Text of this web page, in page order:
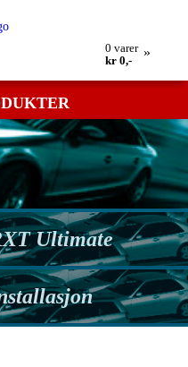
0 varer
kr 0,-
»
Ultimate